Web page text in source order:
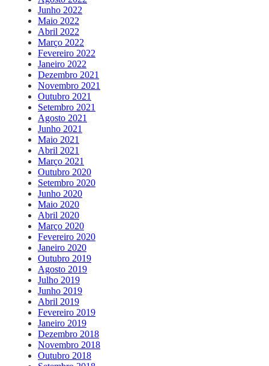
Junho 2022
Maio 2022
Abril 2022
Março 2022
Fevereiro 2022
Janeiro 2022
Dezembro 2021
Novembro 2021
Outubro 2021
Setembro 2021
Agosto 2021
Junho 2021
Maio 2021
Abril 2021
Março 2021
Outubro 2020
Setembro 2020
Junho 2020
Maio 2020
Abril 2020
Março 2020
Fevereiro 2020
Janeiro 2020
Outubro 2019
Agosto 2019
Julho 2019
Junho 2019
Abril 2019
Fevereiro 2019
Janeiro 2019
Dezembro 2018
Novembro 2018
Outubro 2018